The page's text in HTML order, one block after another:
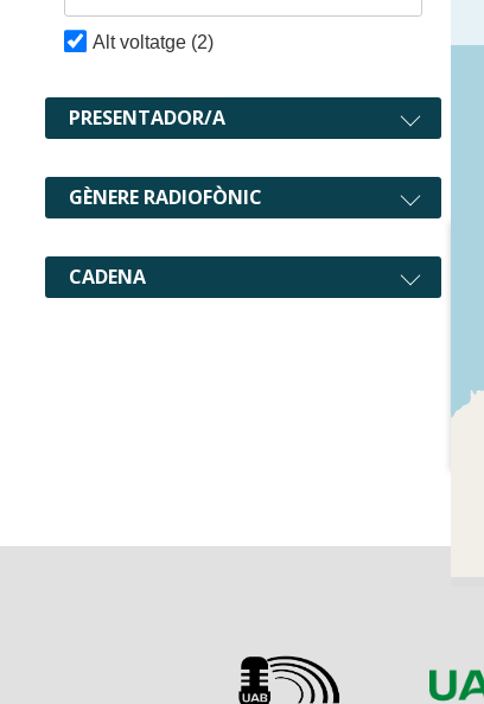
Alt voltatge (2)
PRESENTADOR/A
GÈNERE RADIOFÒNIC
CADENA